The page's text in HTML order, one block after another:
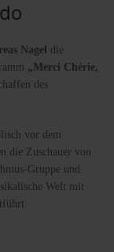
Nagel die
„Merci Chérie,
des
vor dem
die Zuschauer von
Gruppe und
Welt mit